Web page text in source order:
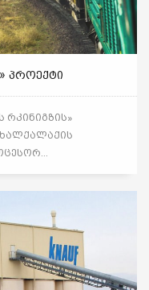
ᲞᲠᲝᲔᲥᲢᲘ
რკინიგზის»